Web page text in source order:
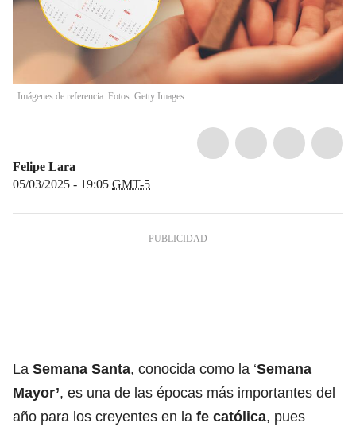
Imágenes de referencia. Fotos: Getty Images
Felipe Lara
05/03/2025 - 19:05 GMT-5
La Semana Santa, conocida como la ‘Semana
Mayor’, es una de las épocas más importantes del
año para los creyentes en la fe católica, pues